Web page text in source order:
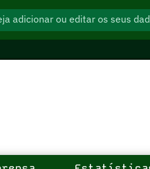
adicionar ou editar os seus